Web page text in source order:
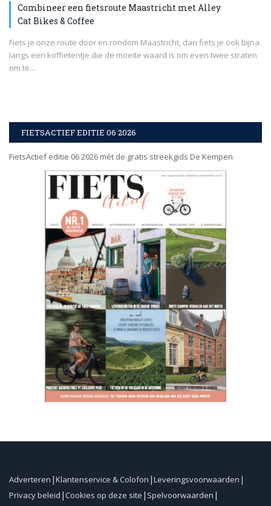
Combineer een fietsroute Maastricht met Alley
Cat Bikes & Coffee
Fiets je onze route door en rondom Maastricht, dan fiets je ook bijna
langs een koffietentje die de moeite waard is om even twee straten
om te...
FIETSACTIEF EDITIE 06 2026
FietsActief editie 06 2026 mét de gratis streekgids De Kempen
Adverteren Klantenservice & Colofon Leveringsvoorwaarden
Privacy beleid Cookies op deze site Spelvoorwaarden